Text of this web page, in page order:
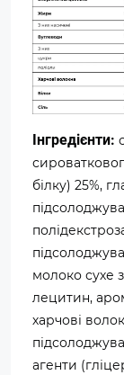
Інгредієнти:
білку) 25%,
молоко сухе
лецитин,
харчові
агенти